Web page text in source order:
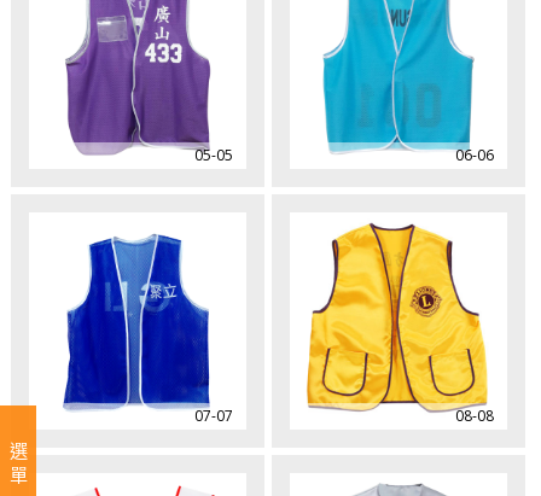
選單
05-05 06-06
07-07 08-08